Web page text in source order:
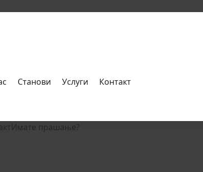
Станови Услуги Контакт
Имате прашање?